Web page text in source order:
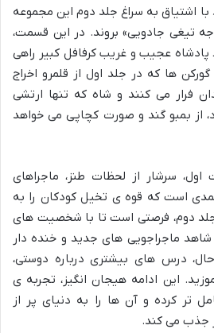
با اشتیاق به سراغ جلد دوم این مجموعه
تیغی جادویی» بروند. در این قسمت،
پادشاه عجیب و غریب کرفافل کبیر راهی
ها که در جلد اول از قلمرو اخراج
فرار می کنند و شاه که تنها ارتشی
از بمبو گند و صورت کچاپی می خواهد
سرشار از لحظات طنز، ماجراهای
است که قوه ی تخیل کودکان را به
جلد دوم، فرصتی است تا با شخصیت های
ماجراجویی های جدید و خنده دار
درس های بیشتری درباره دوستی،
این ادامه هیجان انگیز، تجربه ی
تر کرده و آن ها را به دنیای پر از
جذب می کند.